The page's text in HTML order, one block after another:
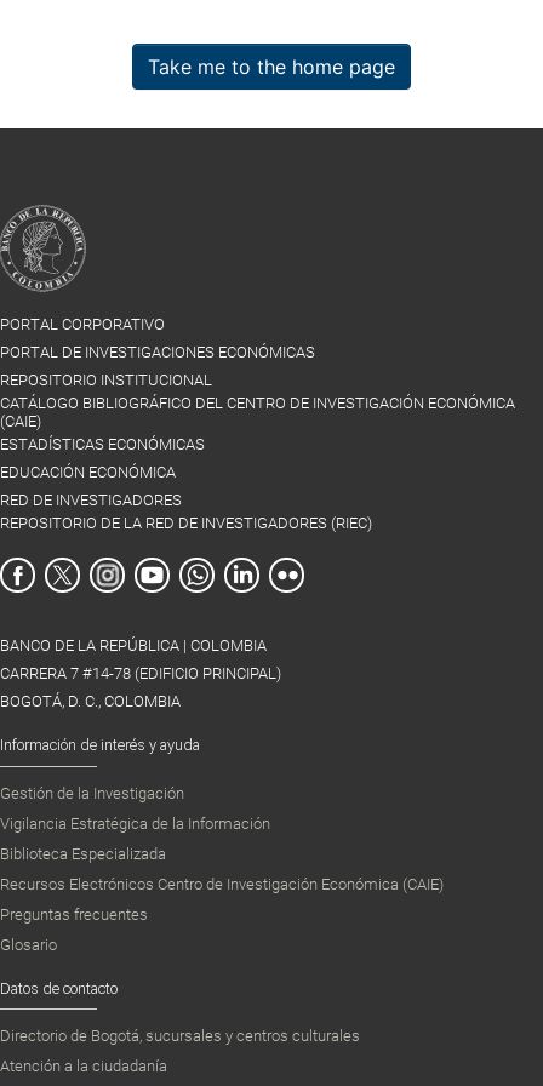
Take me to the home page
PORTAL CORPORATIVO
PORTAL DE INVESTIGACIONES ECONÓMICAS
REPOSITORIO INSTITUCIONAL
CATÁLOGO BIBLIOGRÁFICO DEL CENTRO DE INVESTIGACIÓN ECONÓMICA
(CAIE)
ESTADÍSTICAS ECONÓMICAS
EDUCACIÓN ECONÓMICA
RED DE INVESTIGADORES
REPOSITORIO DE LA RED DE INVESTIGADORES (RIEC)
BANCO DE LA REPÚBLICA | COLOMBIA
CARRERA 7 #14-78 (EDIFICIO PRINCIPAL)
BOGOTÁ, D. C., COLOMBIA
Información de interés y ayuda
Gestión de la Investigación
Vigilancia Estratégica de la Información
Biblioteca Especializada
Recursos Electrónicos Centro de Investigación Económica (CAIE)
Preguntas frecuentes
Glosario
Datos de contacto
Directorio de Bogotá, sucursales y centros culturales
Atención a la ciudadanía